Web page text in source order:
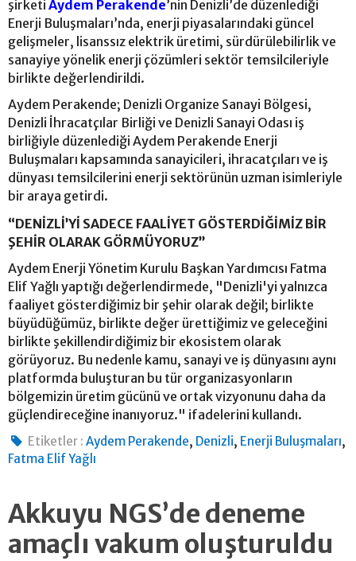
şirketi Aydem Perakende’nin Denizli’de düzenlediği
Enerji Buluşmaları’nda, enerji piyasalarındaki güncel
gelişmeler, lisanssız elektrik üretimi, sürdürülebilirlik ve
sanayiye yönelik enerji çözümleri sektör temsilcileriyle
birlikte değerlendirildi.
Aydem Perakende; Denizli Organize Sanayi Bölgesi,
Denizli İhracatçılar Birliği ve Denizli Sanayi Odası iş
birliğiyle düzenlediği Aydem Perakende Enerji
Buluşmaları kapsamında sanayicileri, ihracatçıları ve iş
dünyası temsilcilerini enerji sektörünün uzman isimleriyle
bir araya getirdi.
“DENİZLİ’Yİ SADECE FAALİYET GÖSTERDİĞİMİZ BİR
ŞEHİR OLARAK GÖRMÜYORUZ”
Aydem Enerji Yönetim Kurulu Başkan Yardımcısı Fatma
Elif Yağlı yaptığı değerlendirmede, "Denizli'yi yalnızca
faaliyet gösterdiğimiz bir şehir olarak değil; birlikte
büyüdüğümüz, birlikte değer ürettiğimiz ve geleceğini
birlikte şekillendirdiğimiz bir ekosistem olarak
görüyoruz. Bu nedenle kamu, sanayi ve iş dünyasını aynı
platformda buluşturan bu tür organizasyonların
bölgemizin üretim gücünü ve ortak vizyonunu daha da
güçlendireceğine inanıyoruz." ifadelerini kullandı.
Etiketler : Aydem Perakende, Denizli, Enerji Buluşmaları,
Fatma Elif Yağlı
Akkuyu NGS’de deneme
amaçlı vakum oluşturuldu